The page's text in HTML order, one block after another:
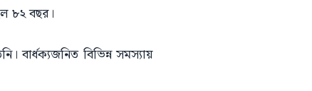
৮২ বছর।
বার্ধক্যজনিত বিভিন্ন সমস্যায়